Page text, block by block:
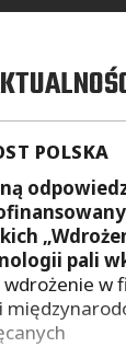
POLSKA
pali
w